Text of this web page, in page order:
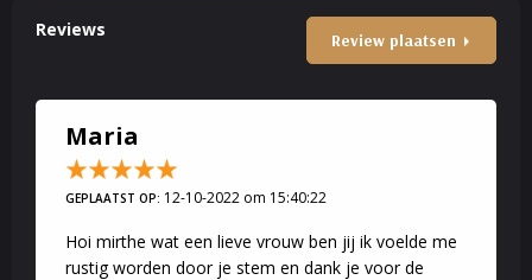
Reviews Review plaatsen
Maria
GEPLAATST OP: 12-10-2022 om 15:40:22
Hoi mirthe wat een lieve vrouw ben jij ik voelde me
rustig worden door je stem en dank je voor de